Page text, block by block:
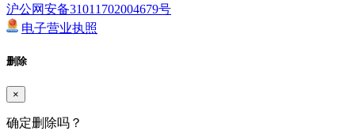
沪公网安备31011702004679号
电子营业执照
删除
×
确定删除吗？